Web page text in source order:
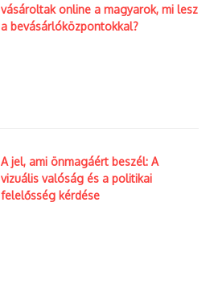
vásároltak online a magyarok, mi lesz
a bevásárlóközpontokkal?
A jel, ami önmagáért beszél: A
vizuális valóság és a politikai
felelősség kérdése